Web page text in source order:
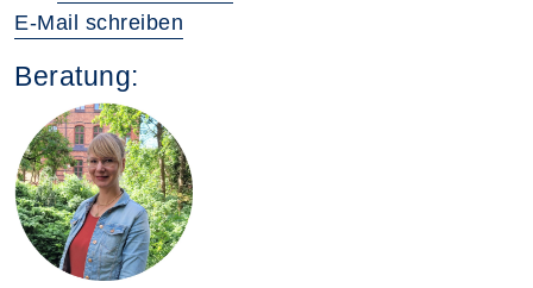
E-Mail schreiben
Beratung: